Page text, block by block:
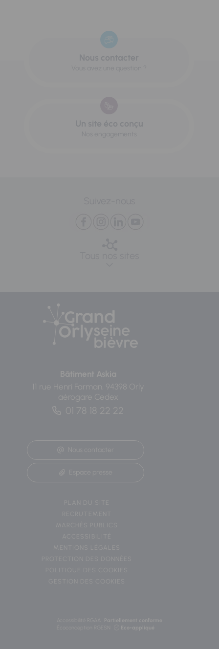
Bâtiment Askia
11 rue Henri Farman, 94398 Orly
aérogare Cedex
01 78 18 22 22
Nous contacter
Espace presse
PLAN DU SITE
RECRUTEMENT
MARCHÉS PUBLICS
ACCESSIBILITÉ
MENTIONS LÉGALES
Partiellement conforme
Eco-appliqué